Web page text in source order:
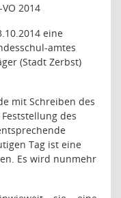
2014
eine
amtes
(Stadt Zerbst)
mit Schreiben des
des
Tag ist eine
Es wird nunmehr